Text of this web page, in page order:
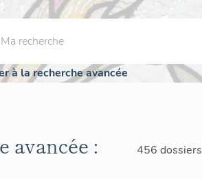
à la recherche avancée
avancée : 456 dossiers